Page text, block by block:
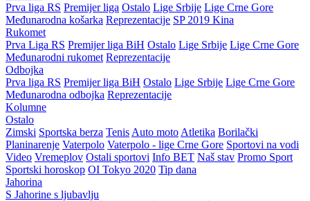
Prva liga RS Premijer liga Ostalo Lige Srbije Lige Crne Gore
Međunarodna košarka Reprezentacije SP 2019 Kina
Rukomet
Prva Liga RS Premijer liga BiH Ostalo Lige Srbije Lige Crne Gore
Međunarodni rukomet Reprezentacije
Odbojka
Prva liga RS Premijer liga BiH Ostalo Lige Srbije Lige Crne Gore
Međunarodna odbojka Reprezentacije
Kolumne
Ostalo
Zimski Sportska berza Tenis Auto moto Atletika Borilački
Planinarenje Vaterpolo Vaterpolo - lige Crne Gore Sportovi na vodi
Video Vremeplov Ostali sportovi Info BET Naš stav Promo Sport
Sportski horoskop OI Tokyo 2020 Tip dana
Jahorina
S Jahorine s ljubavlju